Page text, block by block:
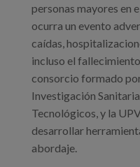
personas mayores en
ocurra un evento
caídas,
incluso el
consorcio formado
Investigación
Tecnológicos, y la
desarrollar
abordaje.